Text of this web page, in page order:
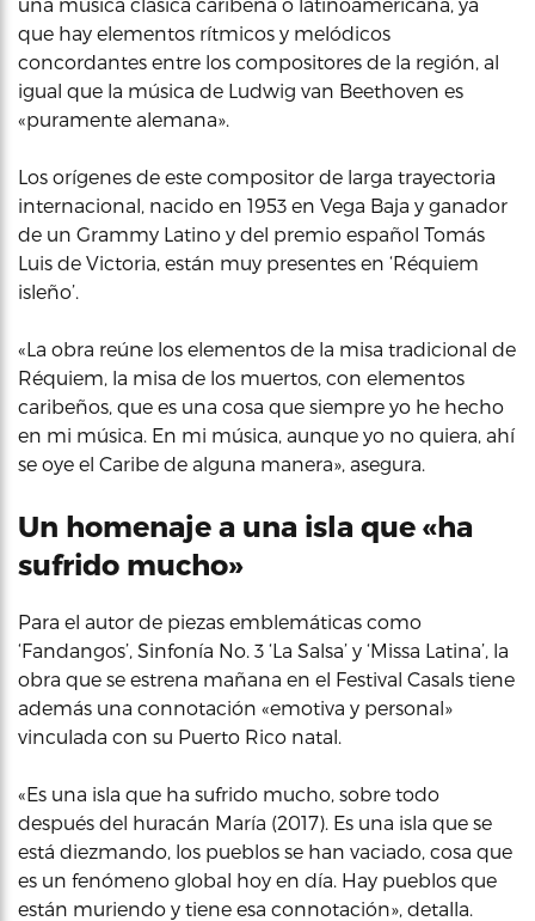
que hay elementos rítmicos y melódicos
concordantes entre los compositores de la región, al
igual que la música de Ludwig van Beethoven es
«puramente alemana».
Los orígenes de este compositor de larga trayectoria
internacional, nacido en 1953 en Vega Baja y ganador
de un Grammy Latino y del premio español Tomás
Luis de Victoria, están muy presentes en ‘Réquiem
isleño’.
«La obra reúne los elementos de la misa tradicional de
Réquiem, la misa de los muertos, con elementos
caribeños, que es una cosa que siempre yo he hecho
en mi música. En mi música, aunque yo no quiera, ahí
se oye el Caribe de alguna manera», asegura.
Un homenaje a una isla que «ha
sufrido mucho»
Para el autor de piezas emblemáticas como
‘Fandangos’, Sinfonía No. 3 ‘La Salsa’ y ‘Missa Latina’, la
obra que se estrena mañana en el Festival Casals tiene
además una connotación «emotiva y personal»
vinculada con su Puerto Rico natal.
«Es una isla que ha sufrido mucho, sobre todo
después del huracán María (2017). Es una isla que se
está diezmando, los pueblos se han vaciado, cosa que
es un fenómeno global hoy en día. Hay pueblos que
están muriendo y tiene esa connotación», detalla.